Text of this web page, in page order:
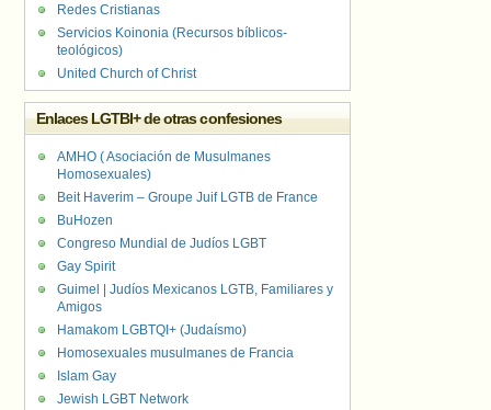
Redes Cristianas
Servicios Koinonia (Recursos bíblicos-
teológicos)
United Church of Christ
Enlaces LGTBI+ de otras confesiones
AMHO ( Asociación de Musulmanes
Homosexuales)
Beit Haverim – Groupe Juif LGTB de France
BuHozen
Congreso Mundial de Judíos LGBT
Gay Spirit
Guimel | Judíos Mexicanos LGTB, Familiares y
Amigos
Hamakom LGBTQI+ (Judaísmo)
Homosexuales musulmanes de Francia
Islam Gay
Jewish LGBT Network